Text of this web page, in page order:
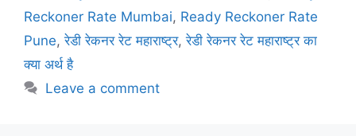
Reckoner Rate Mumbai, Ready Reckoner Rate
Pune,रेडी रेकनर रेट महाराष्ट्र,रेडी रेकनर रेट महाराष्ट्र का
क्या अर्थ है
Leave a comment